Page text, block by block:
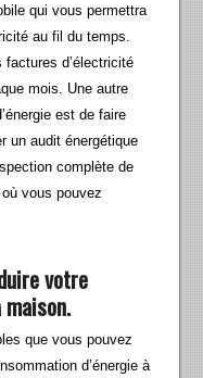
qui vous permettra
au fil du temps.
d’électricité
mois. Une autre
est de faire
un audit énergétique
complète de
vous pouvez
votre
maison.
que vous pouvez
d’énergie à